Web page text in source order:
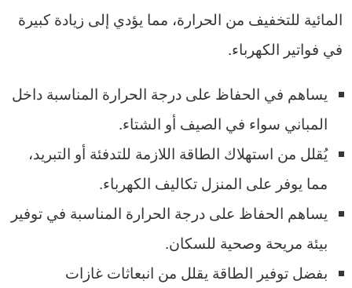
المائية للتخفيف من الحرارة، مما يؤدي إلى زيادة كبيرة
في فواتير الكهرباء.
يساهم في الحفاظ على درجة الحرارة المناسبة داخل
المباني سواء في الصيف أو الشتاء.
يُقلل من استهلاك الطاقة اللازمة للتدفئة أو التبريد،
مما يوفر على المنزل تكاليف الكهرباء.
يساهم الحفاظ على درجة الحرارة المناسبة في توفير
بيئة مريحة وصحية للسكان.
بفضل توفير الطاقة يقلل من انبعاثات غازات